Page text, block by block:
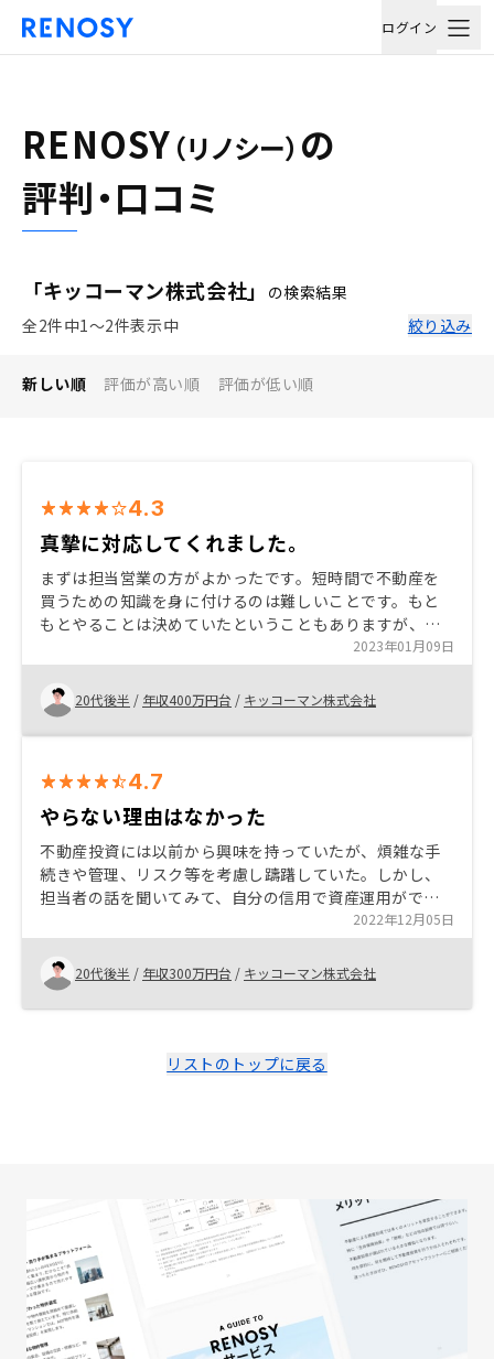
ログイン
RENOSY （リノシー） の
評判・口コミ
「キッコーマン株式会社」
の検索結果
全2件中1〜2件表示中
絞り込み
新しい順 評価が高い順 評価が低い順
4.3
真摯に対応してくれました。
まずは担当営業の方がよかったです。短時間で不動産を
買うための知識を身に付けるのは難しいことです。もと
もとやることは決めていたということもありますが、決
断の決め手となったのは営業の方がどんな人かという部
分が私の中で判断の大部分を占めました。
2023年01月09日
20代後半 / 年収400万円台 / キッコーマン株式会社
4.7
やらない理由はなかった
不動産投資には以前から興味を持っていたが、煩雑な手
続きや管理、リスク等を考慮し躊躇していた。しかし、
担当者の話を聞いてみて、自分の信用で資産運用ができ
ること、サポートが充実していること、担当者のリスク
に関する説明が分かりやすかったことから、始めない理
由を見つける方が難しくなっていった。条件に当てはま
る方がいれば、話を聞いてみる価値はあると強く思う。
2022年12月05日
20代後半 / 年収300万円台 / キッコーマン株式会社
リストのトップに戻る